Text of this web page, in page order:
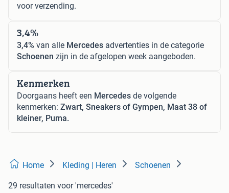
voor verzending.
3,4%
3,4% van alle Mercedes advertenties in de categorie
Schoenen zijn in de afgelopen week aangeboden.
Kenmerken
Doorgaans heeft een Mercedes de volgende
kenmerken: Zwart, Sneakers of Gympen, Maat 38 of
kleiner, Puma.
Home Kleding | Heren Schoenen
29 resultaten voor 'mercedes'